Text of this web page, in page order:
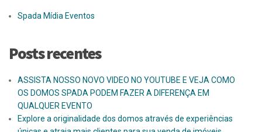
Spada Mídia Eventos
Posts recentes
ASSISTA NOSSO NOVO VIDEO NO YOUTUBE E VEJA COMO
OS DOMOS SPADA PODEM FAZER A DIFERENÇA EM
QUALQUER EVENTO
Explore a originalidade dos domos através de experiências